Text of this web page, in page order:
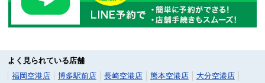
よく見られている店舗
福岡空港店
博多駅前店 長崎空港店 熊本空港店
大分空港店